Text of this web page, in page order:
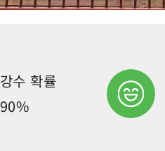
강수 확률
90%